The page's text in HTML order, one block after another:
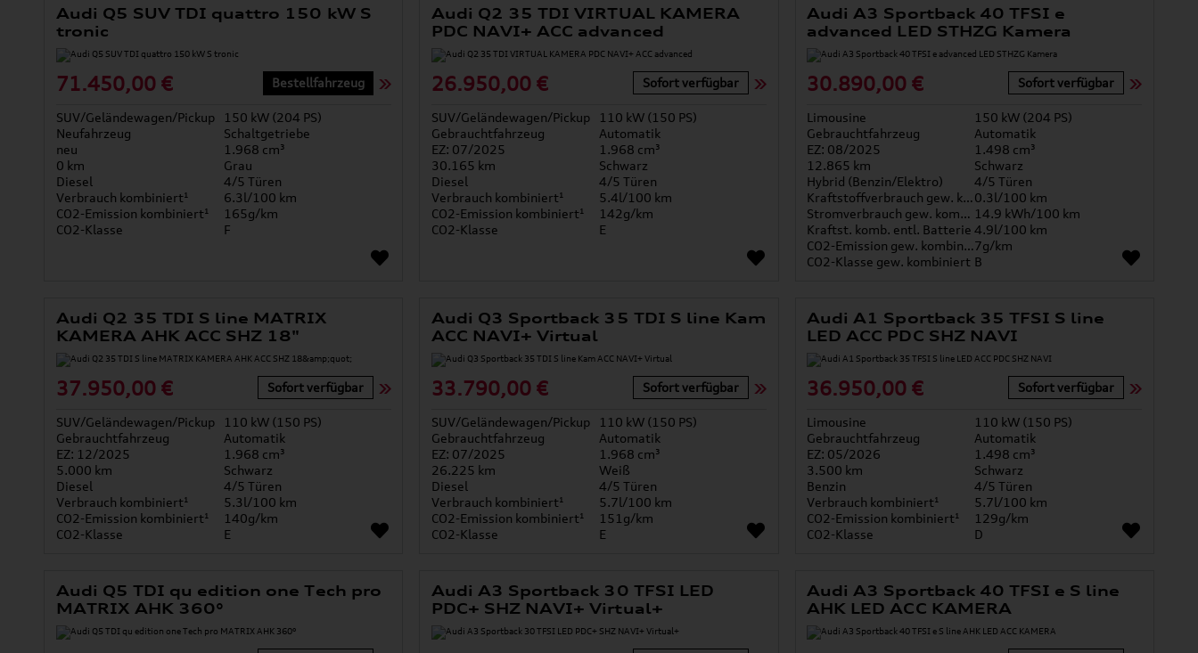
Audi Q5 SUV TDI quattro 150 kW S
tronic
71.450,00 € Bestellfahrzeug
SUV/Geländewagen/Pickup
150 kW (204 PS)
Neufahrzeug
Schaltgetriebe
neu
1.968 cm³
0 km
Grau
Diesel
4/5 Türen
Verbrauch kombiniert¹
6.3l/100 km
CO2-Emission kombiniert¹
165g/km
CO2-Klasse
F
Audi Q2 35 TDI VIRTUAL KAMERA
PDC NAVI+ ACC advanced
26.950,00 € Sofort verfügbar
SUV/Geländewagen/Pickup
110 kW (150 PS)
Gebrauchtfahrzeug
Automatik
EZ: 07/2025
1.968 cm³
30.165 km
Schwarz
Diesel
4/5 Türen
Verbrauch kombiniert¹
5.4l/100 km
CO2-Emission kombiniert¹
142g/km
CO2-Klasse
E
Audi A3 Sportback 40 TFSI e
advanced LED STHZG Kamera
30.890,00 € Sofort verfügbar
Limousine
150 kW (204 PS)
Gebrauchtfahrzeug
Automatik
EZ: 08/2025
1.498 cm³
12.865 km
Schwarz
Hybrid (Benzin/Elektro)
4/5 Türen
Kraftstoffverbrauch gew. kombiniert0.3l/100 km
Stromverbrauch gew. kombiniert 14.9 kWh/100 km
Kraftst. komb. entl. Batterie 4.9l/100 km
CO2-Emission gew. kombiniert7g/km
CO2-Klasse gew. kombiniert B
Audi Q2 35 TDI S line MATRIX
KAMERA AHK ACC SHZ 18"
37.950,00 € Sofort verfügbar
SUV/Geländewagen/Pickup
110 kW (150 PS)
Gebrauchtfahrzeug
Automatik
EZ: 12/2025
1.968 cm³
5.000 km
Schwarz
Diesel
4/5 Türen
Verbrauch kombiniert¹
5.3l/100 km
CO2-Emission kombiniert¹
140g/km
CO2-Klasse
E
Audi Q3 Sportback 35 TDI S line Kam
ACC NAVI+ Virtual
33.790,00 € Sofort verfügbar
SUV/Geländewagen/Pickup
110 kW (150 PS)
Gebrauchtfahrzeug
Automatik
EZ: 07/2025
1.968 cm³
26.225 km
Weiß
Diesel
4/5 Türen
Verbrauch kombiniert¹
5.7l/100 km
CO2-Emission kombiniert¹
151g/km
CO2-Klasse
E
Audi A1 Sportback 35 TFSI S line
LED ACC PDC SHZ NAVI
36.950,00 € Sofort verfügbar
Limousine
110 kW (150 PS)
Gebrauchtfahrzeug
Automatik
EZ: 05/2026
1.498 cm³
3.500 km
Schwarz
Benzin
4/5 Türen
Verbrauch kombiniert¹
5.7l/100 km
CO2-Emission kombiniert¹
129g/km
CO2-Klasse
D
Audi Q5 TDI qu edition one Tech pro
MATRIX AHK 360°
Audi A3 Sportback 30 TFSI LED
PDC+ SHZ NAVI+ Virtual+
Audi A3 Sportback 40 TFSI e S line
AHK LED ACC KAMERA